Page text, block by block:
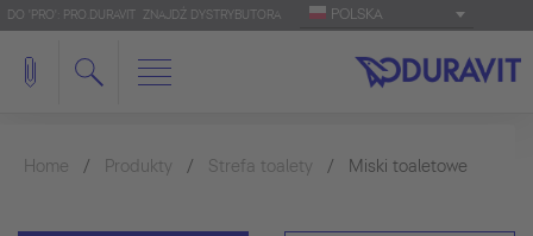
DO 'PRO': PRO.DURAVIT ZNAJDŹ DYSTRYBUTORA POLSKA
Home Produkty Strefa toalety Miski toaletowe